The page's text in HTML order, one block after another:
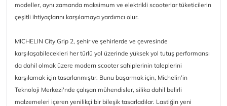
modeller, aynı zamanda maksimum ve elektrikli scooterlar tüketicilerin
çeşitli ihtiyaçlarını karşılamaya yardımcı olur.
MICHELIN City Grip 2, şehir ve şehirlerde ve çevresinde
karşılaşabilecekleri her türlü yol üzerinde yüksek yol tutuş performansı
da dahil olmak üzere modern scooter sahiplerinin taleplerini
karşılamak için tasarlanmıştır. Bunu başarmak için, Michelin'in
Teknoloji Merkezi'nde çalışan mühendisler, silika dahil belirli
malzemeleri içeren yenilikçi bir bileşik tasarladılar. Lastiğin yeni